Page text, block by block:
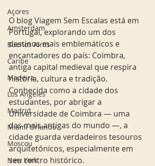
Açores
Amsterdam
Buenos Aires
Caribe
Madeira
Los Angeles
Madrid
Miami Orlando
Moscou
New York
O blog Viagem Sem Escalas está em
Portugal, explorando um dos
destinos mais emblemáticos e
encantadores do país: Coimbra,
antiga capital medieval que respira
história, cultura e tradição.
Conhecida como a cidade dos
estudantes, por abrigar a
Universidade de Coimbra — uma
das mais antigas do mundo —, a
cidade guarda verdadeiros tesouros
arquitetônicos, especialmente em
seu centro histórico.